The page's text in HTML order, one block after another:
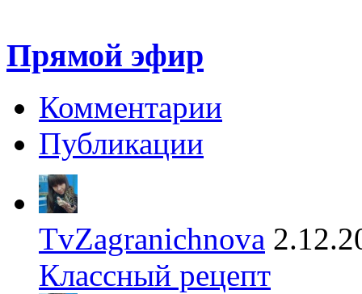
Прямой эфир
Комментарии
Публикации
TvZagranichnova
Классный рецепт